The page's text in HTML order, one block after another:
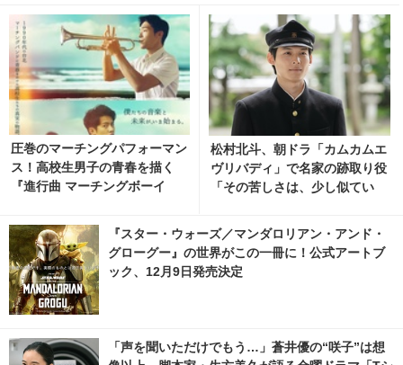
圧巻のマーチングパフォーマン
ス！高校生男子の青春を描く
『進行曲 マーチングボーイ
真・画像 | cinemacafe.net
松村北斗、朝ドラ「カムカムエ
ヴリバディ」で名家の跡取り役
「その苦しさは、少し似てい
『スター・ウォーズ／マンダロリアン・アンド・
グローグー』の世界がこの一冊に！公式アートブ
ック、12月9日発売決定
「声を聞いただけでもう…」蒼井優の“咲子”は想